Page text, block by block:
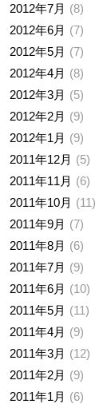
2012年7月
8
2012年6月
7
2012年5月
7
2012年4月
8
2012年3月
5
2012年2月
9
2012年1月
9
2011年12月
5
2011年11月
6
2011年10月
11
2011年9月
7
2011年8月
6
2011年7月
9
2011年6月
10
2011年5月
11
2011年4月
9
2011年3月
12
2011年2月
9
2011年1月
6